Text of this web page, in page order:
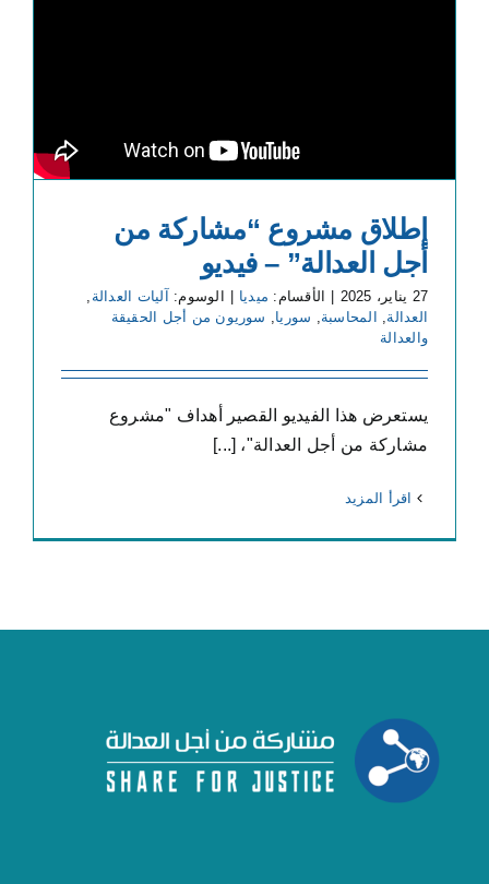
إطلاق مشروع “مشاركة من
أجل العدالة” – فيديو
27 يناير، 2025 الأقسام: ميديا الوسوم: آليات العدالة ,
العدالة, المحاسبة, سوريا, سوريون من أجل الحقيقة
والعدالة
يستعرض هذا الفيديو القصير أهداف "مشروع
مشاركة من أجل العدالة"، [...]